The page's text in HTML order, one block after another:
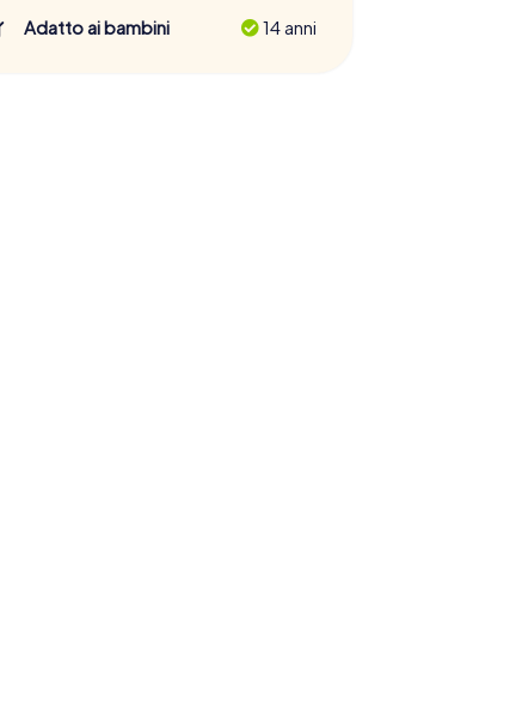
Adatto ai bambini
14 anni